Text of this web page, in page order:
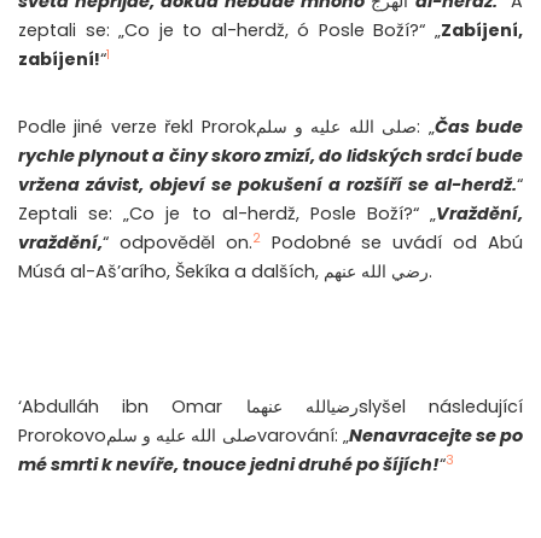
zeptali se: „Co je to al-herdž, ó Posle Boží?“ „Zabíjení,
zabíjení!“1
Podle jiné verze řekl Prorokصلى الله عليه و سلم: „Čas bude
rychle plynout a činy skoro zmizí, do lidských srdcí bude
vržena závist, objeví se pokušení a rozšíří se al-herdž.“
Zeptali se: „Co je to al-herdž, Posle Boží?“ „Vraždění,
vraždění,“ odpověděl on.2
Podobné se uvádí od Abú
Músá al-Aš’arího, Šekíka a dalších, رضي الله عنهم.
‘Abdulláh ibn Omar رضيالله عنهماslyšel následující
Prorokovoصلى الله عليه و سلمvarování: „Nenavracejte se po
mé smrti k nevíře, tnouce jedni druhépošíjích!“3